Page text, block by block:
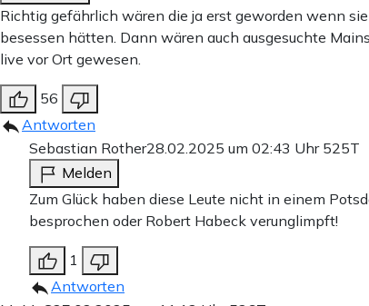
Richtig gefährlich wären die ja erst geworden wenn
besessen hätten. Dann wären auch ausgesuchte
live vor Ort gewesen.
56
Antworten
Sebastian Rother28.02.2025 um 02:43 Uhr 525T
Melden
Zum Glück haben diese Leute nicht in einem
besprochen oder Robert Habeck verunglimpft!
1
Antworten